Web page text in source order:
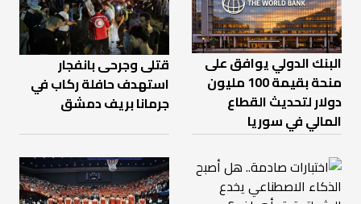
البنك الدولي يوافق على
منحة بقيمة 100 مليون
دولار لتحديث القطاع
المالي في سوريا
قتلى وجرحى بانفجار
استهدف حافلة ركاب في
جرمانا بريف دمشق